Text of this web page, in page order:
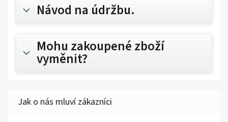
Návod na údržbu.
Mohu zakoupené zboží
vyměnit?